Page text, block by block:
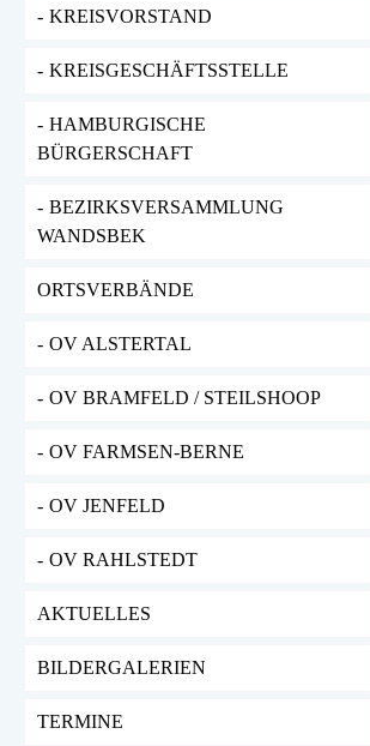
KREISVORSTAND
KREISGESCHÄFTSSTELLE
HAMBURGISCHE
BÜRGERSCHAFT
BEZIRKSVERSAMMLUNG
WANDSBEK
ORTSVERBÄNDE
OV ALSTERTAL
OV BRAMFELD / STEILSHOOP
OV FARMSEN-BERNE
OV JENFELD
OV RAHLSTEDT
AKTUELLES
BILDERGALERIEN
TERMINE